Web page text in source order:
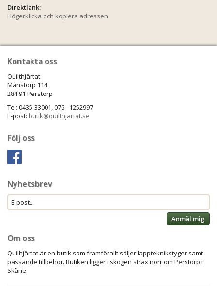
Direktlänk:
Högerklicka och kopiera adressen
Kontakta oss
Quilthjärtat
Månstorp 114
284 91 Perstorp
Tel: 0435-33001, 076 - 1252997
E-post: butik@quilthjartat.se
Följ oss
Nyhetsbrev
Anmäl mig
Om oss
Quilhjärtat är en butik som framförallt säljer lappteknikstyger samt
passande tillbehör. Butiken ligger i skogen strax norr om Perstorp i
Skåne.